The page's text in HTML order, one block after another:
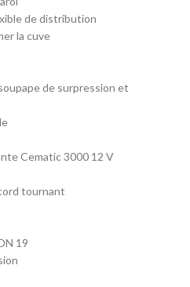
de distribution
la cuve
de surpression et
Cematic 3000 12 V
tournant
19